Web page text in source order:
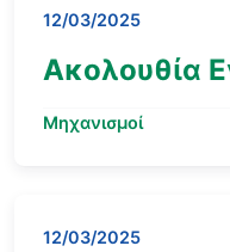
12/03/2025
Ακολουθία
Μηχανισμοί
12/03/2025